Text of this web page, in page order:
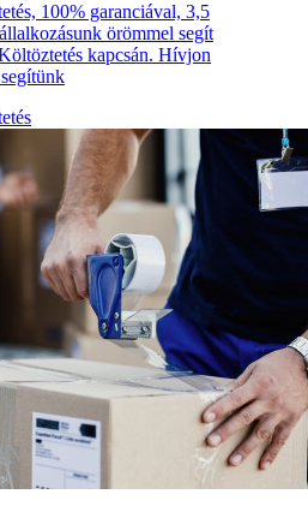
100% garanciával, 3,5
örömmel segít
kapcsán. Hívjon